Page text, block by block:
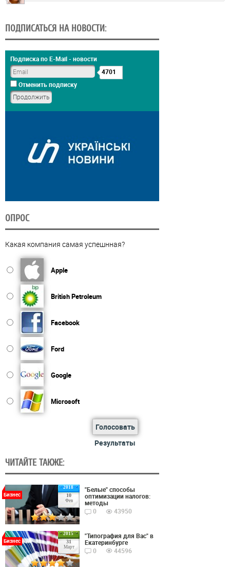
ПОДПИСАТЬСЯ НА НОВОСТИ:
Подписка по E-Mail - новости
4701
Отменить подписку
ОПРОС
Какая компания самая успешнная?
Apple
British Petroleum
Facebook
Ford
Google
Microsoft
Голосовать
Результаты
ЧИТАЙТЕ ТАКЖЕ:
2018
10
Фев
Бизнес
"Белые" способы
оптимизации налогов:
методы
0
43950
2015
31
Март
Бизнес
"Типография для Вас" в
Екатеринбурге
0
44596